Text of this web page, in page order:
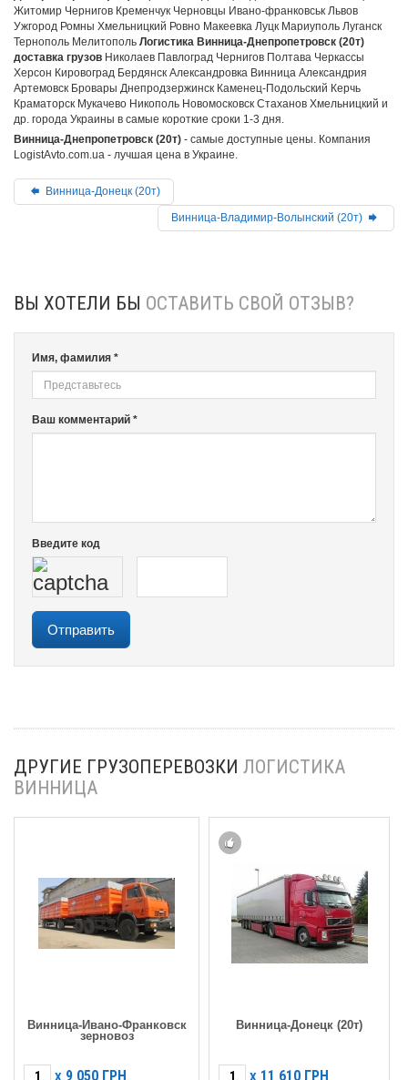
Житомир Чернигов Кременчук Черновцы Ивано-франковськ Львов
Ужгород Ромны Хмельницкий Ровно Макеевка Луцк Мариуполь Луганск
Тернополь Мелитополь Логистика Винница-Днепропетровск (20т)
доставка грузов Николаев Павлоград Чернигов Полтава Черкассы
Херсон Кировоград Бердянск Александровка Винница Александрия
Артемовск Бровары Днепродзержинск Каменец-Подольский Керчь
Краматорск Мукачево Никополь Новомосковск Стаханов Хмельницкий и
др. города Украины в самые короткие сроки 1-3 дня.
Винница-Днепропетровск (20т) - самые доступные цены. Компания
LogistAvto.com.ua - лучшая цена в Украине.
Винница-Донецк (20т)
Винница-Владимир-Волынский (20т)
ВЫ ХОТЕЛИ БЫ ОСТАВИТЬ СВОЙ ОТЗЫВ?
Имя, фамилия *
Ваш комментарий *
Введите код
ДРУГИЕ ГРУЗОПЕРЕВОЗКИ ЛОГИСТИКА
ВИННИЦА
Винница-Ивано-Франковск
зерновоз
X 9 050 ГРН
Винница-Донецк (20т)
X 11 610 ГРН